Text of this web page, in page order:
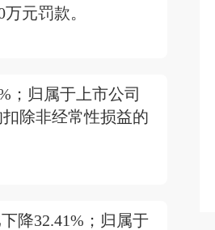
元罚款。
；归属于上市公司
除非经常性损益的
降32.41%；归属于